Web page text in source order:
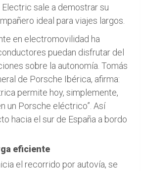
Electric sale a demostrar su
ideal para viajes largos.
en electromovilidad ha
puedan disfrutar del
sobre la autonomía. Tomás
de Porsche Ibérica, afirma:
permite hoy, simplemente,
un Porsche eléctrico”. Así
hacia el sur de España a bordo
eficiente
el recorrido por autovía, se